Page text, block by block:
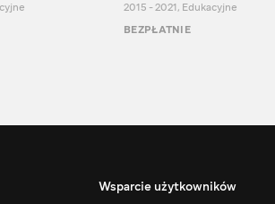
2015 - 2021, Edukacyjne
BEZPŁATNIE
Wsparcie użytkowników